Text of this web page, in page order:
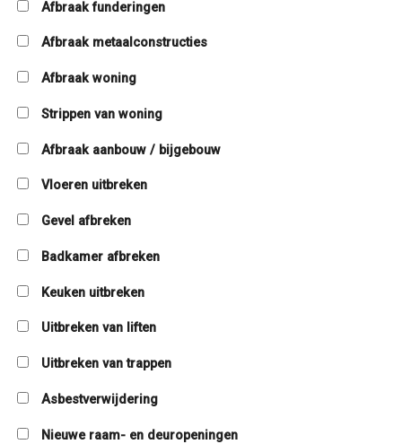
Afbraak funderingen
Afbraak metaalconstructies
Afbraak woning
Strippen van woning
Afbraak aanbouw / bijgebouw
Vloeren uitbreken
Gevel afbreken
Badkamer afbreken
Keuken uitbreken
Uitbreken van liften
Uitbreken van trappen
Asbestverwijdering
Nieuwe raam- en deuropeningen